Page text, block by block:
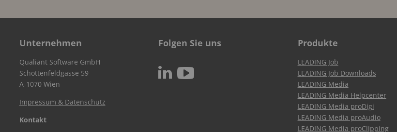
Unternehmen
Qualiant Software GmbH
Schottenfeldgasse 59
A-1070 Wien
Impressum & Datenschutz
Kontakt
Folgen Sie uns
N c
Produkte
LEADING Job
LEADING Job Downloads
LEADING Media
LEADING Media Helpcenter
LEADING Media proDigi
LEADING Media proAudio
LEADING Media proClipping